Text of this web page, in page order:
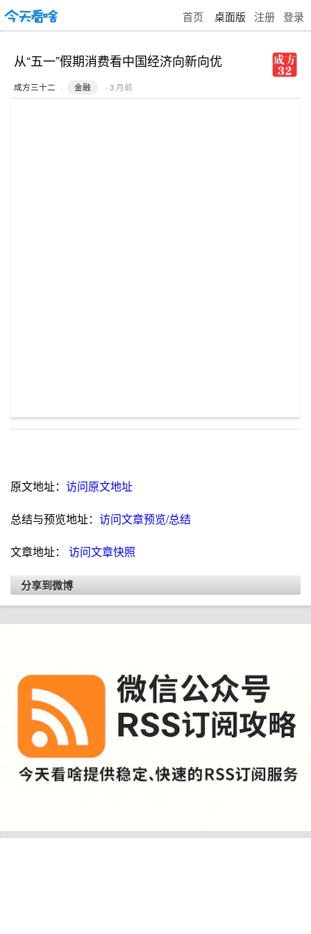
首页 桌面版 注册 登录
从“五一”假期消费看中国经济向新向优
成方三十二 · 金融 · 3 月前
原文地址： 访问原文地址
总结与预览地址： 访问文章预览/总结
文章地址： 访问文章快照
分享到微博